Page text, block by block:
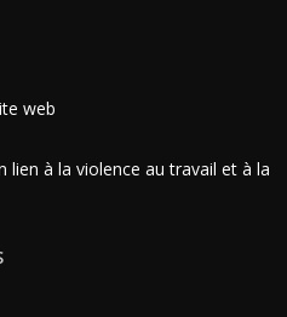
web
lien à la violence au travail et à la